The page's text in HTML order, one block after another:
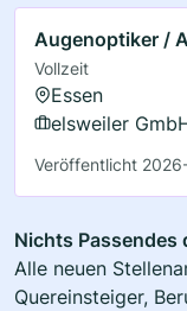
Augenoptiker /
Vollzeit
Essen
elsweiler
Veröffentlicht
Nichts Passendes
Alle neuen
Quereinsteiger,